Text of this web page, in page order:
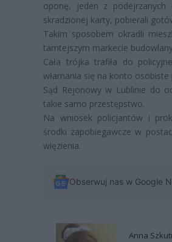
oponę, jeden z podejrzanych
skradzionej karty, pobierali
Takim sposobem okradli
tamtejszym markecie
Cała trójka trafiła do
włamania się na konto osobiste
Sąd Rejonowy w Lublinie do
takie samo przestępstwo.
Na wniosek policjantów i
środki zapobiegawcze w
więzienia.
Obserwuj nas w Google
Anna